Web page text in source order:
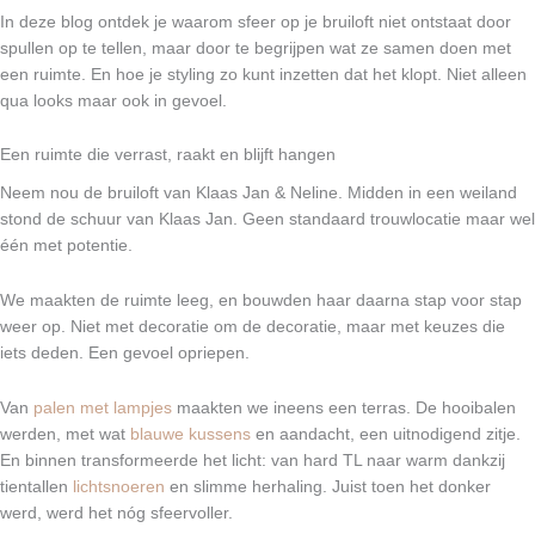
In deze blog ontdek je waarom sfeer op je bruiloft niet ontstaat door
spullen op te tellen, maar door te begrijpen wat ze samen doen met
een ruimte. En hoe je styling zo kunt inzetten dat het klopt. Niet alleen
qua looks maar ook in gevoel.
Een ruimte die verrast, raakt en blijft hangen
Neem nou de bruiloft van Klaas Jan & Neline. Midden in een weiland
stond de schuur van Klaas Jan. Geen standaard trouwlocatie maar wel
één met potentie.
We maakten de ruimte leeg, en bouwden haar daarna stap voor stap
weer op. Niet met decoratie om de decoratie, maar met keuzes die
iets deden. Een gevoel opriepen.
Van palen met lampjes maakten we ineens een terras. De hooibalen
werden, met wat blauwe kussens en aandacht, een uitnodigend zitje.
En binnen transformeerde het licht: van hard TL naar warm dankzij
tientallen lichtsnoeren en slimme herhaling. Juist toen het donker
werd, werd het nóg sfeervoller.